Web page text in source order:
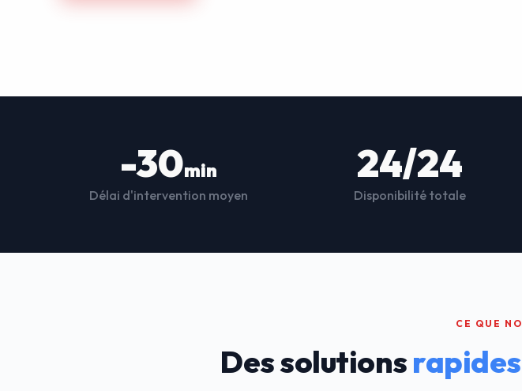
-30min
Délai d'intervention moyen
24/24
Disponibilité totale
CE QUE
Des solutionsrapides